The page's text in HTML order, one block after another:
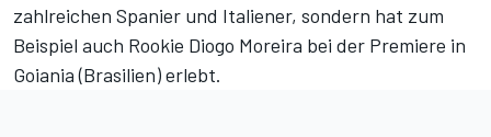
zahlreichen Spanier und Italiener, sondern hat zum
Beispiel auch Rookie Diogo Moreira bei der Premiere in
Goiania (Brasilien) erlebt.